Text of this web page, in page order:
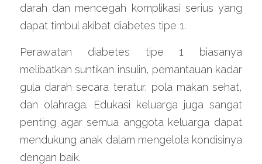
darah dan mencegah komplikasi serius yang
dapat timbul akibat diabetes tipe 1.
Perawatan diabetes tipe 1 biasanya
melibatkan suntikan insulin, pemantauan kadar
gula darah secara teratur, pola makan sehat,
dan olahraga. Edukasi keluarga juga sangat
penting agar semua anggota keluarga dapat
mendukung anak dalam mengelola kondisinya
dengan baik.